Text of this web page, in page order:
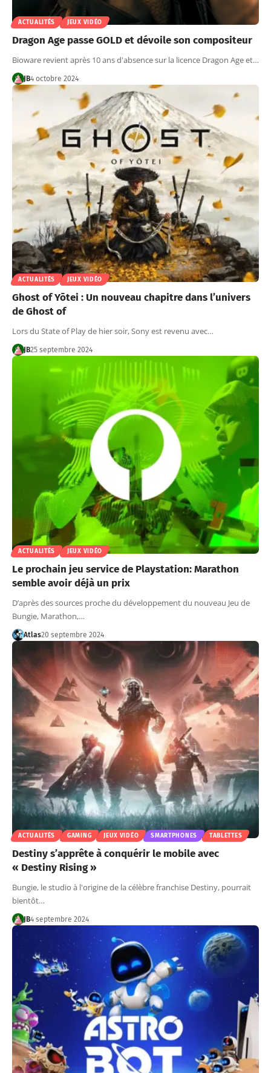
ACTUALITÉS JEUX VIDÉO
Dragon Age passe GOLD et dévoile son compositeur
Bioware revient après 10 ans d'absence sur la licence Dragon Age et…
JB4 octobre 2024
ACTUALITÉS JEUX VIDÉO
Ghost of Yōtei : Un nouveau chapitre dans l’univers
de Ghost of
Lors du State of Play de hier soir, Sony est revenu avec…
JB25 septembre 2024
ACTUALITÉS JEUX VIDÉO
Le prochain jeu service de Playstation: Marathon
semble avoir déjà un prix
D’après des sources proche du développement du nouveau Jeu de
Bungie, Marathon,…
Atlas20 septembre 2024
ACTUALITÉS GAMING JEUX VIDÉO SMARTPHONES TABLETTES
Destiny s’apprête à conquérir le mobile avec
« Destiny Rising »
Bungie, le studio à l'origine de la célèbre franchise Destiny, pourrait
bientôt…
JB4 septembre 2024